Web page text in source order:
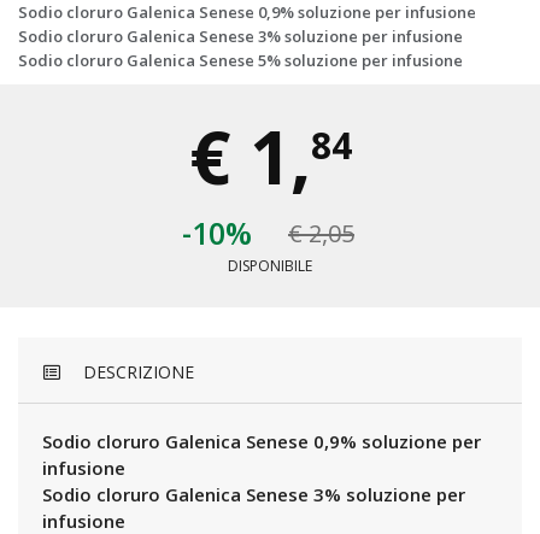
Sodio cloruro Galenica Senese 0,9% soluzione per infusione
Sodio cloruro Galenica Senese 3% soluzione per infusione
Sodio cloruro Galenica Senese 5% soluzione per infusione
€ 1,84
-10% € 2,05
DISPONIBILE
DESCRIZIONE
Sodio cloruro Galenica Senese 0,9% soluzione per
infusione
Sodio cloruro Galenica Senese 3% soluzione per
infusione